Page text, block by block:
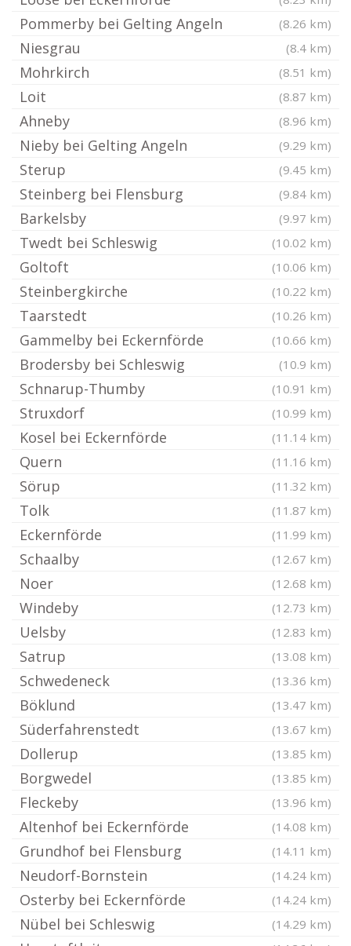
Pommerby bei Gelting Angeln (8.26 km)
Niesgrau (8.4 km)
Mohrkirch (8.51 km)
Loit (8.87 km)
Ahneby (8.96 km)
Nieby bei Gelting Angeln (9.29 km)
Sterup (9.45 km)
Steinberg bei Flensburg (9.84 km)
Barkelsby (9.97 km)
Twedt bei Schleswig (10.02 km)
Goltoft (10.06 km)
Steinbergkirche (10.22 km)
Taarstedt (10.26 km)
Gammelby bei Eckernförde (10.66 km)
Brodersby bei Schleswig (10.9 km)
Schnarup-Thumby (10.91 km)
Struxdorf (10.99 km)
Kosel bei Eckernförde (11.14 km)
Quern (11.16 km)
Sörup (11.32 km)
Tolk (11.87 km)
Eckernförde (11.99 km)
Schaalby (12.67 km)
Noer (12.68 km)
Windeby (12.73 km)
Uelsby (12.83 km)
Satrup (13.08 km)
Schwedeneck (13.36 km)
Böklund (13.47 km)
Süderfahrenstedt (13.67 km)
Dollerup (13.85 km)
Borgwedel (13.85 km)
Fleckeby (13.96 km)
Altenhof bei Eckernförde (14.08 km)
Grundhof bei Flensburg (14.11 km)
Neudorf-Bornstein (14.24 km)
Osterby bei Eckernförde (14.24 km)
Nübel bei Schleswig (14.29 km)